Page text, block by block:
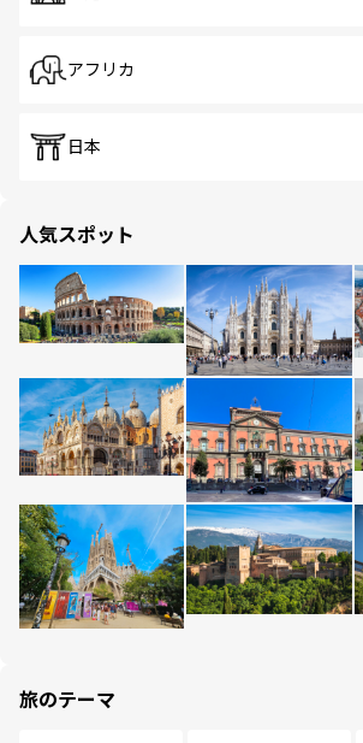
アフリカ
日本
人気スポット
旅のテーマ